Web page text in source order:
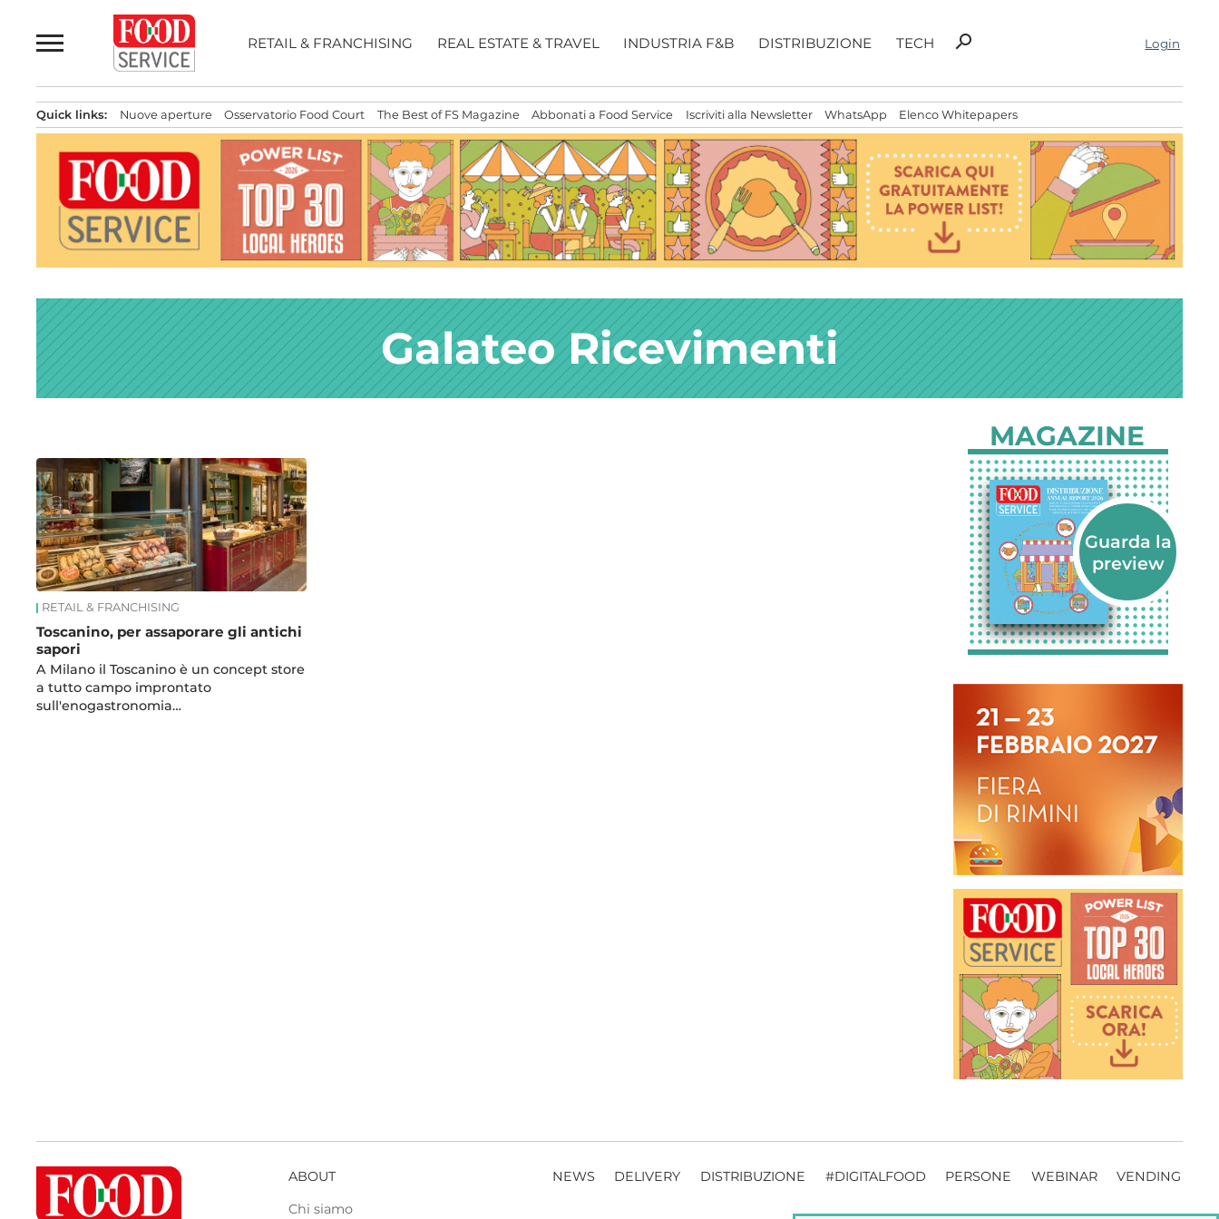
al
contenuto
RETAIL & FRANCHISING REAL ESTATE & TRAVEL INDUSTRIA F&B DISTRIBUZIONE TECH
Ricerca
search Login
Quick links: Nuove aperture Osservatorio Food Court The Best of FS Magazine Abbonati a Food Service Iscriviti alla Newsletter WhatsApp Elenco Whitepapers
Galateo Ricevimenti
News
RETAIL & FRANCHISING
Toscanino, per assaporare gli antichi
sapori
A Milano il Toscanino è un concept store
a tutto campo improntato
sull'enogastronomia…
MAGAZINE
ABOUT
Chi siamo
NEWS DELIVERY DISTRIBUZIONE #DIGITALFOOD PERSONE WEBINAR VENDING